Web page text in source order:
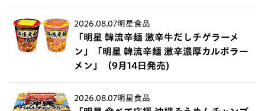
2026.08.07明星食品
「明星 韓流辛麺 激辛牛だしチゲラーメ
ン」「明星 韓流辛麺 激辛濃厚カルボラー
メン」（9月14日発売)
2026.08.07明星食品